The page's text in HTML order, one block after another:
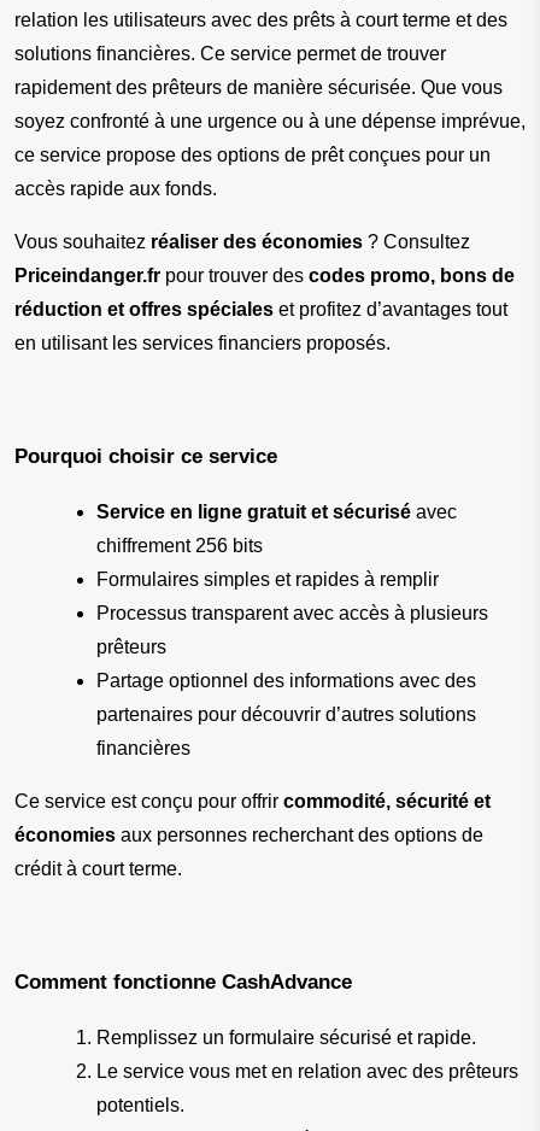
relation les utilisateurs avec des prêts à court terme et des
solutions financières. Ce service permet de trouver
rapidement des prêteurs de manière sécurisée. Que vous
soyez confronté à une urgence ou à une dépense imprévue,
ce service propose des options de prêt conçues pour un
accès rapide aux fonds.
Vous souhaitez réaliser des économies
Priceindanger.fr pour trouver des codes promo, bons de
réduction et offres spéciales et profitez d’avantages tout
en utilisant les services financiers proposés.
Pourquoi choisir ce service
Service en ligne gratuit et sécurisé avec
chiffrement 256 bits
Formulaires simples et rapides à remplir
Processus transparent avec accès à plusieurs
prêteurs
Partage optionnel des informations avec des
partenaires pour découvrir d’autres solutions
financières
Ce service est conçu pour offrir commodité, sécurité et
économies aux personnes recherchant des options de
crédit à court terme.
Comment fonctionne CashAdvance
Remplissez un formulaire sécurisé et rapide.
Le service vous met en relation avec des prêteurs
potentiels.